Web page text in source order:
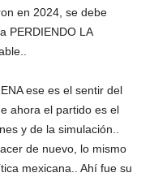
en 2024, se debe
PERDIENDO LA
ese es el sentir del
ahora el partido es el
y de la simulación..
de nuevo, lo mismo
mexicana.. Ahí fue su